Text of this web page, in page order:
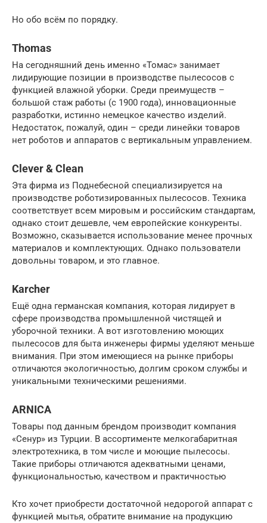
Но обо всём по порядку.
Thomas
На сегодняшний день именно «Томас» занимает
лидирующие позиции в производстве пылесосов с
функцией влажной уборки. Среди преимуществ –
большой стаж работы (с 1900 года), инновационные
разработки, истинно немецкое качество изделий.
Недостаток, пожалуй, один – среди линейки товаров
нет роботов и аппаратов с вертикальным управлением.
Clever & Clean
Эта фирма из Поднебесной специализируется на
производстве роботизированных пылесосов. Техника
соответствует всем мировым и российским стандартам,
однако стоит дешевле, чем европейские конкуренты.
Возможно, сказывается использование менее прочных
материалов и комплектующих. Однако пользователи
довольны товаром, и это главное.
Karcher
Ещё одна германская компания, которая лидирует в
сфере производства промышленной чистящей и
уборочной техники. А вот изготовлению моющих
пылесосов для быта инженеры фирмы уделяют меньше
внимания. При этом имеющиеся на рынке приборы
отличаются экологичностью, долгим сроком службы и
уникальными техническими решениями.
ARNICA
Товары под данным брендом производит компания
«Сенур» из Турции. В ассортименте мелкогабаритная
электротехника, в том числе и моющие пылесосы.
Такие приборы отличаются адекватными ценами,
функциональностью, качеством и практичностью
Кто хочет приобрести достаточной недорогой аппарат с
функцией мытья, обратите внимание на продукцию